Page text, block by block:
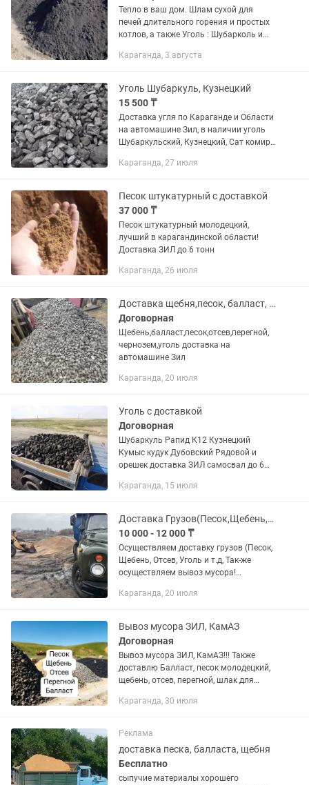
Тепло в ваш дом. Шлам сухой для
печей длительного горения и простых
котлов, а также Уголь : Шубарколь и
пригород на а.м. ЗИЛ ( 6.0 тонн ).
Караганда, 3 августа
Уголь Шубаркуль, Кузнецкий
15 500 ₸
Доставка угля по Караганде и Области
на автомашине Зил, в наличии уголь
Шубаркульский, Кузнецкий, Сат комир,
Караганда, 27 июля
Песок штукатурный с доставкой
37 000 ₸
Песок штукатурный молодецкий,
лучший в карагандинской области!
Доставка ЗИЛ до 6 тонн
Караганда, 26 июля
Доставка щебня,песок, балласт, отсев
Договорная
Щебень,балласт,песок,отсев,перегной,
чернозем,уголь доставка на
автомашине Зил
Караганда, 20 июля
Уголь с доставкой
Договорная
Шубаркуль Рапид К12 Кузнецкий
Кумыс кудук Дубовский Рядовой и
орешек доставка ЗИЛ самосвал до 6
Лучшее качество в городе!
Караганда, 15 июля
Доставка Грузов(Песок,Щебень,Балласт,Отсев,Навоз,Уголь)
10 000 - 12 000 ₸
Осуществляем доставку грузов (Песок,
Щебень, Отсев, Уголь и т.д, Так-же
осуществляем вывоз мусора!
грузоподъемность до 6 тонн) (Егор)
и Ночи!
Караганда, 20 июля
Вывоз мусора ЗИЛ, КамАЗ
Договорная
Вывоз мусора ЗИЛ, КамАЗ!!! Также
доставлю Балласт, песок молодецкий,
щебень, отсев, перегной, шлак для
которая имеется в Караганде!!!
Караганда, 30 июля
Реклама
доставка песка, балласта, щебня
Бесплатно
сыпучие материалы хорошего